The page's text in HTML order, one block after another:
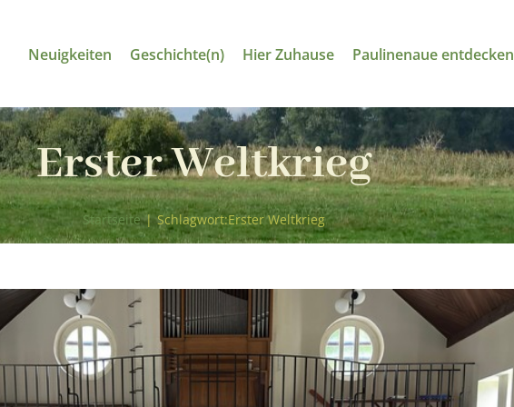
Neuigkeiten Geschichte(n) Hier Zuhause Paulinenaue entdecken
Erster Weltkrieg
Startseite | Schlagwort:Erster Weltkrieg